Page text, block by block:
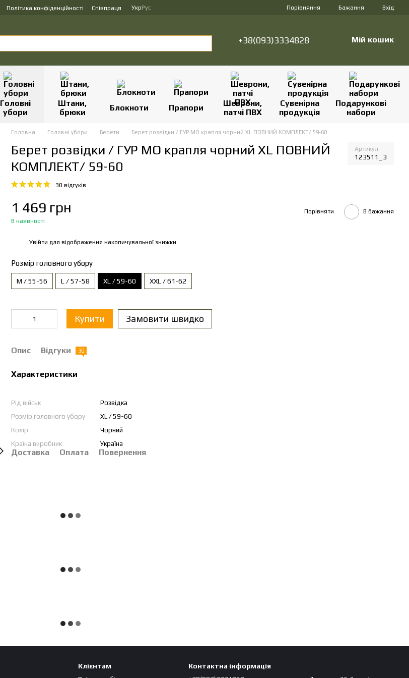
Політика конфіденційності Співпраця УкрРус Порівняння Бажання Вхід
+38(093)3334828 Мій кошик
Головні
убори
Штани,
брюки
Блокноти Прапори
Шеврони,
патчі ПВХ
Сувенірна
продукція
Подарункові
набори
Головна Головні убори Берети Берет розвідки / ГУР МО крапля чорний XL ПОВНИЙ КОМПЛЕКТ/ 59-60
Берет розвідки / ГУР МО крапля чорний XL ПОВНИЙ
КОМПЛЕКТ/ 59-60
Артикул
123511_3
30 відгуків
1 469 грн
В наявності
Порівняти В бажання
Увійти для відображення накопичувальної знижки
Розмір головного убору
M / 55-56 L / 57-58 XL / 59-60 XXL / 61-62
Купити Замовити швидко
Опис Відгуки 30
Характеристики
Рід військ
Розвідка
Розмір головного убору
XL / 59-60
Колір
Чорний
Країна виробник
Україна
Доставка Оплата Повернення
Клієнтам Контактна інформація